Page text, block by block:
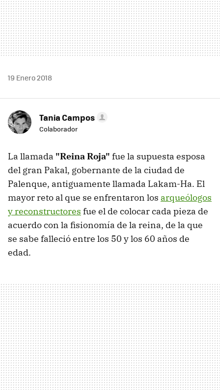
19 Enero 2018
Tania Campos
Colaborador
La llamada "Reina Roja" fue la supuesta esposa
del gran Pakal, gobernante de la ciudad de
Palenque, antiguamente llamada Lakam-Ha. El
mayor reto al que se enfrentaron los arqueólogos
y reconstructores fue el de colocar cada pieza de
acuerdo con la fisionomía de la reina, de la que
se sabe falleció entre los 50 y los 60 años de
edad.